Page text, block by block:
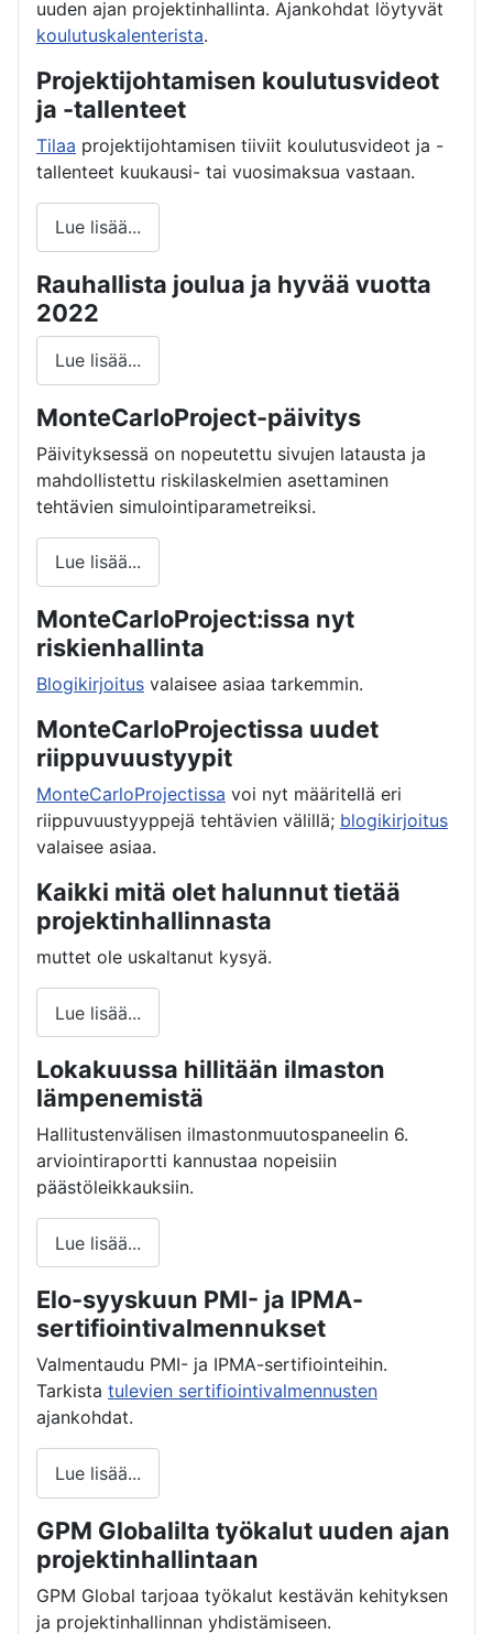
uuden ajan projektinhallinta. Ajankohdat löytyvät
koulutuskalenterista.
Projektijohtamisen koulutusvideot
ja -tallenteet
Tilaa projektijohtamisen tiiviit koulutusvideot ja -
tallenteet kuukausi- tai vuosimaksua vastaan.
Lue lisää...
Rauhallista joulua ja hyvää vuotta
2022
Lue lisää...
MonteCarloProject-päivitys
Päivityksessä on nopeutettu sivujen latausta ja
mahdollistettu riskilaskelmien asettaminen
tehtävien simulointiparametreiksi.
Lue lisää...
MonteCarloProject:issa nyt
riskienhallinta
Blogikirjoitus valaisee asiaa tarkemmin.
MonteCarloProjectissa uudet
riippuvuustyypit
MonteCarloProjectissa voi nyt määritellä eri
riippuvuustyyppejä tehtävien välillä; blogikirjoitus
valaisee asiaa.
Kaikki mitä olet halunnut tietää
projektinhallinnasta
muttet ole uskaltanut kysyä.
Lue lisää...
Lokakuussa hillitään ilmaston
lämpenemistä
Hallitustenvälisen ilmastonmuutospaneelin 6.
arviointiraportti kannustaa nopeisiin
päästöleikkauksiin.
Lue lisää...
Elo-syyskuun PMI- ja IPMA-
sertifiointivalmennukset
Valmentaudu PMI- ja IPMA-sertifiointeihin.
Tarkista tulevien sertifiointivalmennusten
ajankohdat.
Lue lisää...
GPM Globalilta työkalut uuden ajan
projektinhallintaan
GPM Global tarjoaa työkalut kestävän kehityksen
ja projektinhallinnan yhdistämiseen.